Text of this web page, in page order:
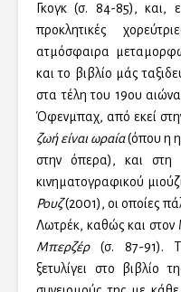
Γκογκ (σ. 84-85), και,
προκλητικές
ατμόσφαιρα
και το βιβλίο μάς
στα τέλη του 19ου
Όφενμπαχ, από εκεί
ζωή είναι ωραία(όπου η
στην όπερα), και στη
κινηματογραφικού
Ρουζ(2001), οι οποίες
Λωτρέκ, καθώς και στον
Μπερζέρ(σ. 87-91).
ξετυλίγει στο βιβλίο